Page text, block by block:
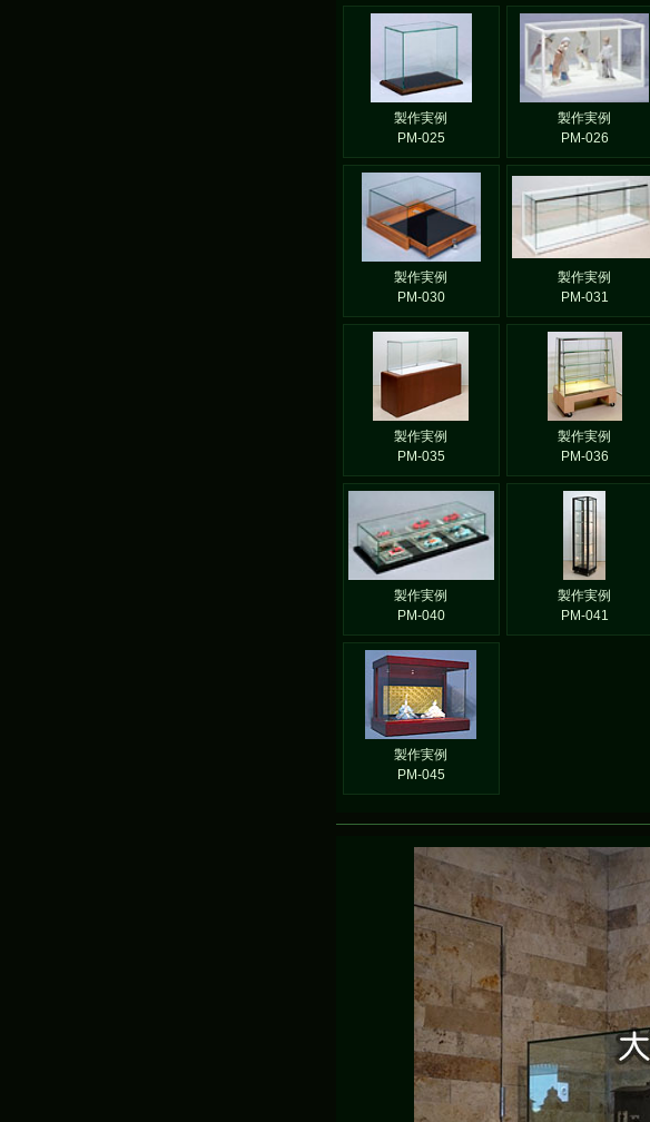
製作実例
PM-025
製作実例
PM-026
製作実例
PM-030
製作実例
PM-031
製作実例
PM-035
製作実例
PM-036
製作実例
PM-040
製作実例
PM-041
製作実例
PM-045